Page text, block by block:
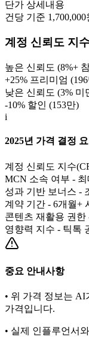
단가 상세내용
건당 기준 1,700,000
계정 신뢰도 지
높은 신뢰도 (8%+
+25% 프리미엄 (
낮은 신뢰도 (3% 미
-10% 할인 (153만)
i
2025년 가격 결정
계정 신뢰도 지수
MCN 소속 여부 -
성과 기반 보너스 -
계약 기간 - 6개월+
콘텐츠 재활용 권한
영향력 지수 - 틱톡
중요 안내사항
• 위 가격 정보는
가격입니다.
• 실제 인플루언서